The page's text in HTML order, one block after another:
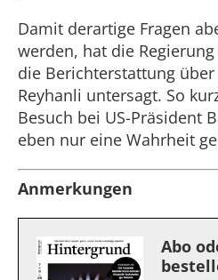
Damit derartige Fragen
werden, hat die
die Berichterstattung
Reyhanli untersagt. So
Besuch bei US-Präsident
eben nur eine Wahrheit
Anmerkungen
Abo